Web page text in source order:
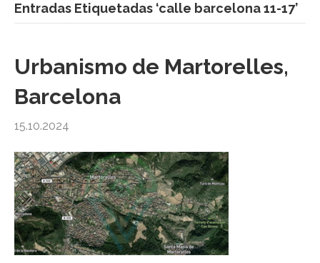
Entradas Etiquetadas ‘calle barcelona 11-17’
Urbanismo de Martorelles,
Barcelona
15.10.2024